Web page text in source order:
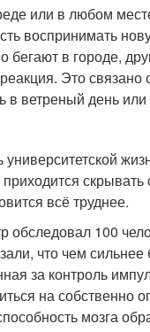
или в любом
воспринимать
бегают в городе,
Это
в ветреный день
университетской
всё труднее.
обследовал 100
что чем
за контроль
на собственно
мозга